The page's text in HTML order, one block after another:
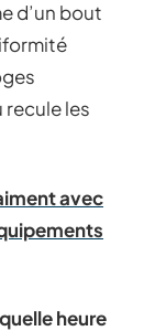
d’un bout
recule les
avec
heure